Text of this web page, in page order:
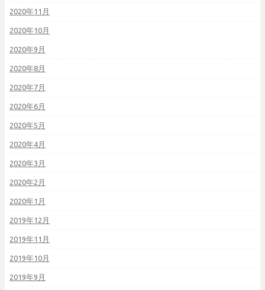
2020年11月
2020年10月
2020年9月
2020年8月
2020年7月
2020年6月
2020年5月
2020年4月
2020年3月
2020年2月
2020年1月
2019年12月
2019年11月
2019年10月
2019年9月